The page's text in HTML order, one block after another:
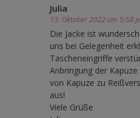
Julia
13. Oktober 2022 um 5:58
Die Jacke ist
uns bei Gelegenheit
Tascheneingriffe
Anbringung der
von Kapuze zu
aus!
Viele Grüße